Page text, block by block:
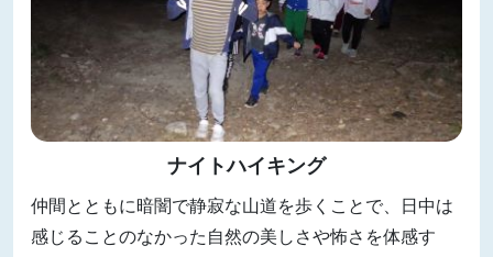
ナイトハイキング
仲間とともに暗闇で静寂な山道を歩くことで、日中は
感じることのなかった自然の美しさや怖さを体感す